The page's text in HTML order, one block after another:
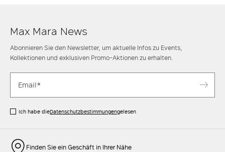
Max Mara News
Abonnieren Sie den Newsletter, um aktuelle Infos zu Events,
Kollektionen und exklusiven Promo-Aktionen zu erhalten.
Ich habe dieDatenschutzbestimmungengelesen
Finden Sie ein Geschäft in Ihrer Nähe